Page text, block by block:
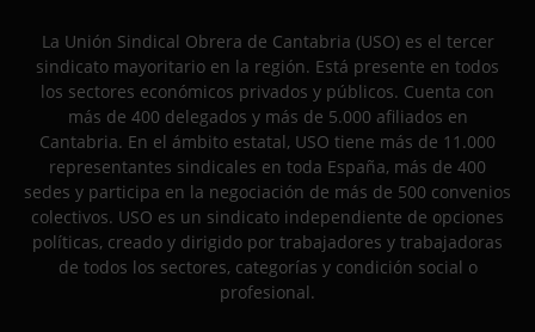
La Unión Sindical Obrera de Cantabria (USO) es el tercer
sindicato mayoritario en la región. Está presente en todos
los sectores económicos privados y públicos. Cuenta con
más de 400 delegados y más de 5.000 afiliados en
Cantabria. En el ámbito estatal, USO tiene más de 11.000
representantes sindicales en toda España, más de 400
sedes y participa en la negociación de más de 500 convenios
colectivos. USO es un sindicato independiente de opciones
políticas, creado y dirigido por trabajadores y trabajadoras
de todos los sectores, categorías y condición social o
profesional.